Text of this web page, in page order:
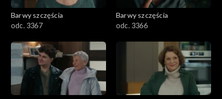
Barwy szczęścia
odc. 3367
Barwy szczęścia
odc. 3366